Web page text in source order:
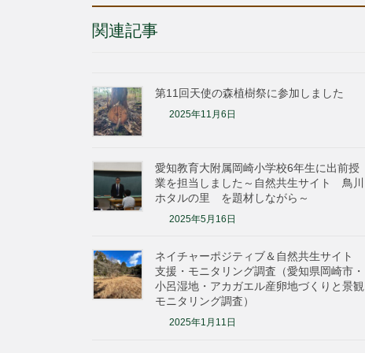
関連記事
第11回天使の森植樹祭に参加しました
2025年11月6日
愛知教育大附属岡崎小学校6年生に出前授
業を担当しました～自然共生サイト 鳥川
ホタルの里 を題材しながら～
2025年5月16日
ネイチャーポジティブ＆自然共生サイト
支援・モニタリング調査（愛知県岡崎市・
小呂湿地・アカガエル産卵地づくりと景観
モニタリング調査）
2025年1月11日